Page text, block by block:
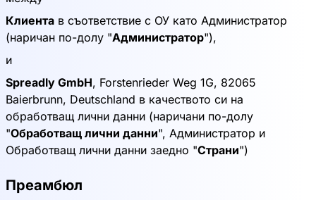
Клиента в съответствие с ОУ като Администратор
(наричан по-долу "Администратор"),
и
Spreadly GmbH, Forstenrieder Weg 1G, 82065
Baierbrunn, Deutschland в качеството си на
обработващ лични данни (наричани по-долу
"Обработващ лични данни", Администратор и
Обработващ лични данни заедно "Страни")
Преамбюл